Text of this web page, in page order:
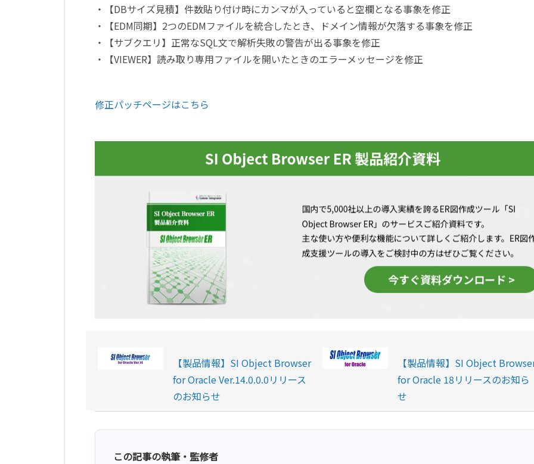
・【DBサイズ見積】件数貼り付け時にカンマが入っていると空欄となる事象を修正
・【EDM同期】2つのEDMファイルを統合したとき、ドメイン情報が欠落する事象を修正
・【サブクエリ】正常なSQL文で解析失敗の警告が出る事象を修正
・【VIEWER】読み取り専用ファイルを開いたときのエラーメッセージを修正
修正パッチページはこちら
【製品情報】SI Object Browser
for Oracle Ver.14.0.0.0リリース
のお知らせ
【製品情報】SI Object
for Oracle 18リリースのお知ら
せ
この記事の執筆・監修者